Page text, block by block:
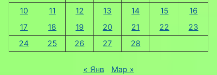
10
11 12 13 14 15
16
17
18 19 20 21 22
23
24
25 26 27 28
« Янв Мар »